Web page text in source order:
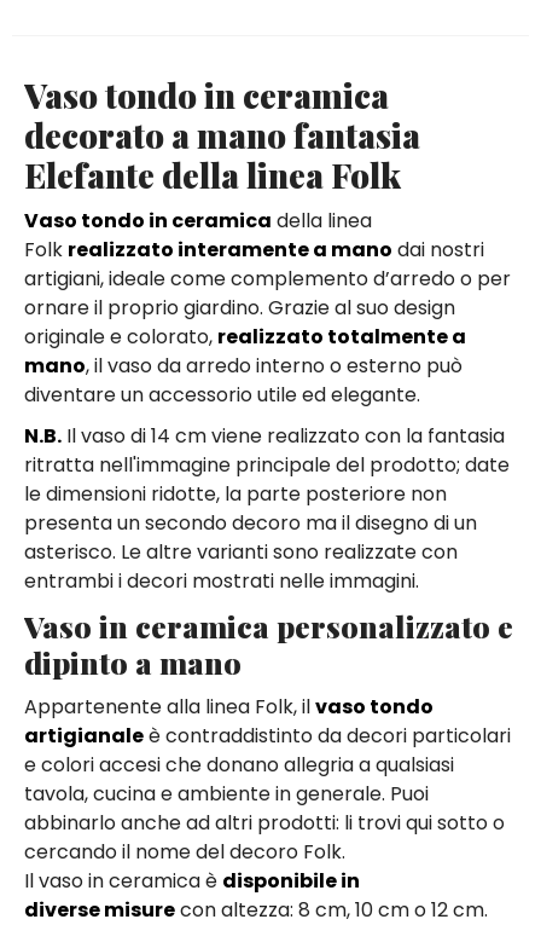
Vaso tondo in ceramica
decorato a mano fantasia
Elefante della linea Folk
Vaso tondo in ceramica della linea
Folk realizzato interamente a mano dai nostri
artigiani, ideale come complemento d’arredo o per
ornare il proprio giardino. Grazie al suo design
originale e colorato, realizzato totalmente a
mano, il vaso da arredo interno o esterno può
diventare un accessorio utile ed elegante.
N.B. Il vaso di 14 cm viene realizzato con la fantasia
ritratta nell'immagine principale del prodotto; date
le dimensioni ridotte, la parte posteriore non
presenta un secondo decoro ma il disegno di un
asterisco. Le altre varianti sono realizzate con
entrambi i decori mostrati nelle immagini.
Vaso in ceramica personalizzato e
dipinto a mano
Appartenente alla linea Folk, ilvaso tondo
artigianaleè contraddistinto da decori particolari
e colori accesi che donano allegria a qualsiasi
tavola, cucina e ambiente in generale. Puoi
abbinarlo anche ad altri prodotti: li trovi qui sotto o
cercando il nome del decoro Folk.
Il vaso in ceramica è disponibile in
diverse misurecon altezza: 8 cm, 10 cm o 12 cm.